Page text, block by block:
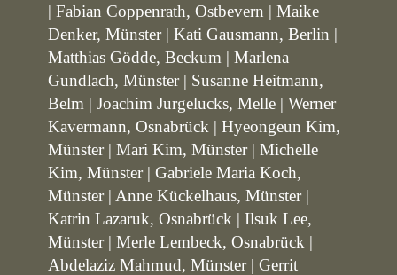
| Fabian Coppenrath, Ostbevern | Maike
Denker, Münster | Kati Gausmann, Berlin |
Matthias Gödde, Beckum | Marlena
Gundlach, Münster | Susanne Heitmann,
Belm | Joachim Jurgelucks, Melle | Werner
Kavermann, Osnabrück | Hyeongeun Kim,
Münster | Mari Kim, Münster | Michelle
Kim, Münster | Gabriele Maria Koch,
Münster | Anne Kückelhaus, Münster |
Katrin Lazaruk, Osnabrück | Ilsuk Lee,
Münster | Merle Lembeck, Osnabrück |
Abdelaziz Mahmud, Münster | Gerrit